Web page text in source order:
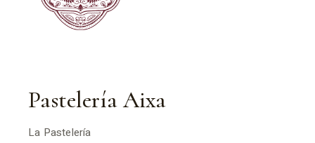
Pastelería Aixa
La Pastelería